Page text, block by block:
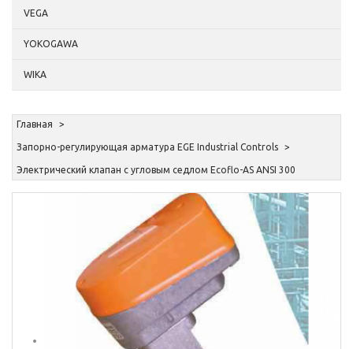
VEGA
YOKOGAWA
WIKA
Главная
Запорно-регулирующая арматура EGE Industrial Controls
Электрический клапан с угловым седлом Ecoflo-AS ANSI 300